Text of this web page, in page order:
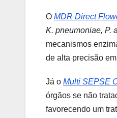
O MDR Direct
K. pneumoniae, P.
mecanismos
de alta precisão
Já o Multi SEPSE
órgãos se não
favorecendo um